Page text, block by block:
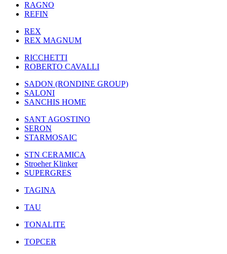
RAGNO
REFIN
REX
REX MAGNUM
RICCHETTI
ROBERTO CAVALLI
SADON (RONDINE GROUP)
SALONI
SANCHIS HOME
SANT AGOSTINO
SERON
STARMOSAIC
STN CERAMICA
Stroeher Klinker
SUPERGRES
TAGINA
TAU
TONALITE
TOPCER